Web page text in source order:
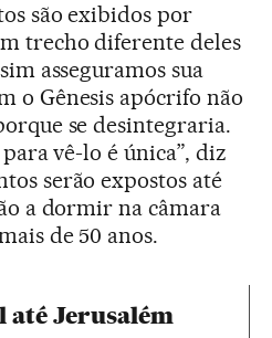
são exibidos por
trecho diferente deles
asseguramos sua
o Gênesis apócrifo não
se desintegraria.
vê-lo é única”, diz
serão expostos até
a dormir na câmara
de 50 anos.
Jerusalém